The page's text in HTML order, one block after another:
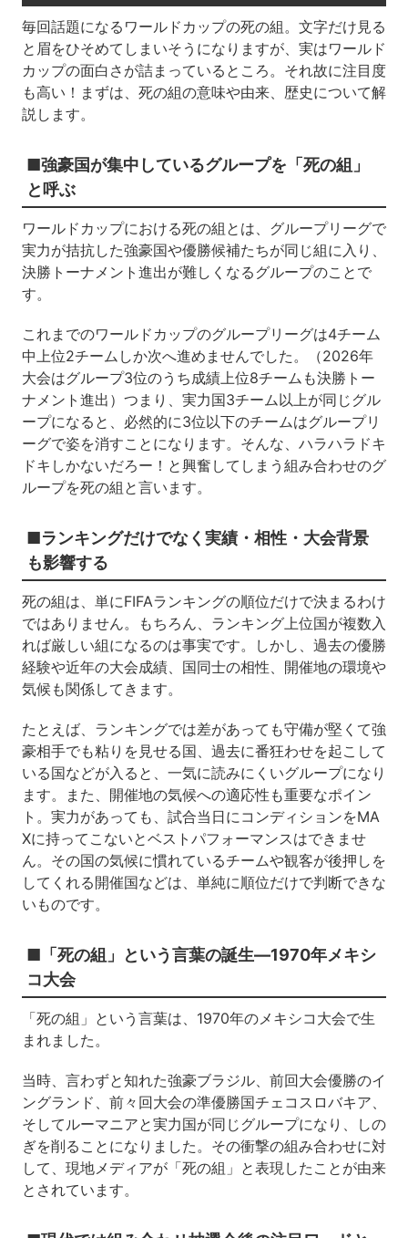
毎回話題になるワールドカップの死の組。文字だけ見る
と眉をひそめてしまいそうになりますが、実はワールド
カップの面白さが詰まっているところ。それ故に注目度
も高い！まずは、死の組の意味や由来、歴史について解
説します。
■強豪国が集中しているグループを「死の組」
と呼ぶ
ワールドカップにおける死の組とは、グループリーグで
実力が拮抗した強豪国や優勝候補たちが同じ組に入り、
決勝トーナメント進出が難しくなるグループのことで
す。
これまでのワールドカップのグループリーグは4チーム
中上位2チームしか次へ進めませんでした。（2026年
大会はグループ3位のうち成績上位8チームも決勝トー
ナメント進出）つまり、実力国3チーム以上が同じグル
ープになると、必然的に3位以下のチームはグループリ
ーグで姿を消すことになります。そんな、ハラハラドキ
ドキしかないだろー！と興奮してしまう組み合わせのグ
ループを死の組と言います。
■ランキングだけでなく実績・相性・大会背景
も影響する
死の組は、単にFIFAランキングの順位だけで決まるわけ
ではありません。もちろん、ランキング上位国が複数入
れば厳しい組になるのは事実です。しかし、過去の優勝
経験や近年の大会成績、国同士の相性、開催地の環境や
気候も関係してきます。
たとえば、ランキングでは差があっても守備が堅くて強
豪相手でも粘りを見せる国、過去に番狂わせを起こして
いる国などが入ると、一気に読みにくいグループになり
ます。また、開催地の気候への適応性も重要なポイン
ト。実力があっても、試合当日にコンディションをMA
Xに持ってこないとベストパフォーマンスはできませ
ん。その国の気候に慣れているチームや観客が後押しを
してくれる開催国などは、単純に順位だけで判断できな
いものです。
■「死の組」という言葉の誕生―1970年メキシ
コ大会
「死の組」という言葉は、1970年のメキシコ大会で生
まれました。
当時、言わずと知れた強豪ブラジル、前回大会優勝のイ
ングランド、前々回大会の準優勝国チェコスロバキア、
そしてルーマニアと実力国が同じグループになり、しの
ぎを削ることになりました。その衝撃の組み合わせに対
して、現地メディアが「死の組」と表現したことが由来
とされています。